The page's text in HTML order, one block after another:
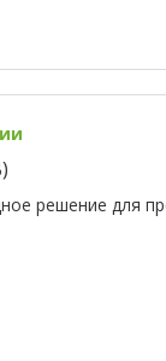
решение для